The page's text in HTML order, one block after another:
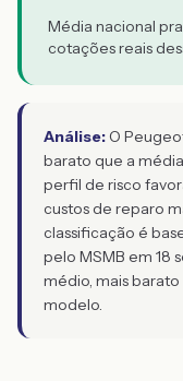
Média nacional
cotações reais
Análise: O
barato que a
perfil de risco
custos de reparo
classificação é
pelo MSMB em 18
médio, mais
modelo.